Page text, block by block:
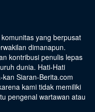
yang berpusat
dimanapun.
kontribusi penulis lepas
dunia. Hati-Hati
Siaran-Berita.com
kami tidak memiliki
pengenal wartawan atau